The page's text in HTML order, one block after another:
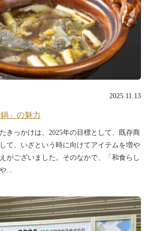
2025.11.13
」の魅力
きっかけは、2025年の目標として、既存商
て、いざという時に向けてアイテムを増や
がございました。そのなかで、「和食らし
...